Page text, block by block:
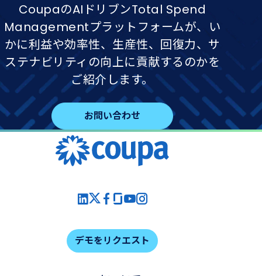
CoupaのAIドリブンTotal Spend
Managementプラットフォームが、い
かに利益や効率性、生産性、回復力、サ
ステナビリティの向上に貢献するのかを
ご紹介します。
お問い合わせ
デモをリクエスト